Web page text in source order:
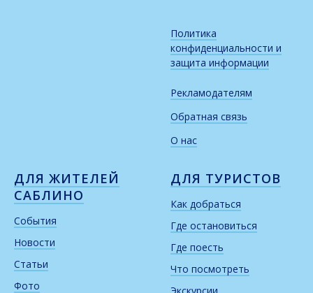
Политика
конфиденциальности и
защита информации
Рекламодателям
Обратная связь
О нас
ДЛЯ ЖИТЕЛЕЙ
САБЛИНО
События
Новости
Статьи
Фото
ДЛЯ ТУРИСТОВ
Как добраться
Где остановиться
Где поесть
Что посмотреть